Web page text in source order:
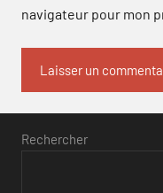
navigateur pour mon
Rechercher